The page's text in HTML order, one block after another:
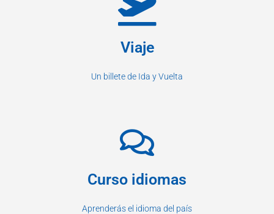
Viaje
Un billete de Ida y Vuelta
Curso idiomas
Aprenderás el idioma del país